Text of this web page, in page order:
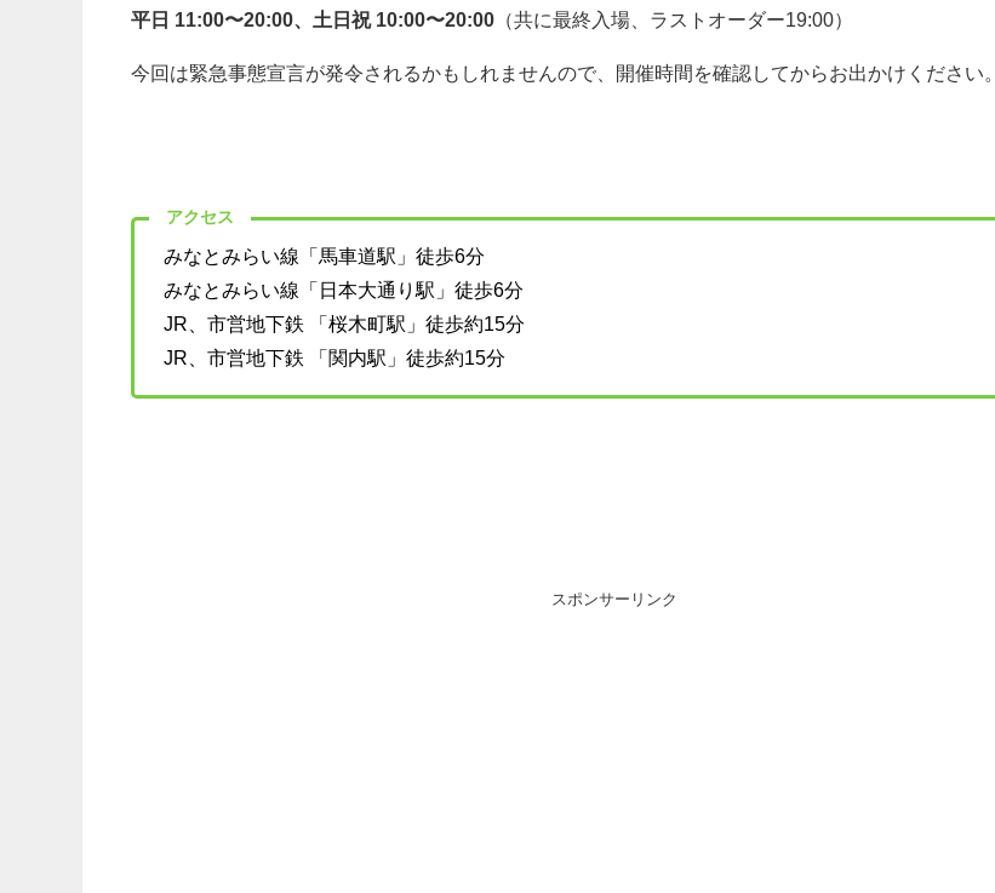
平日 11:00〜20:00、土日祝 10:00〜20:00 （共に最終入場、ラストオーダー19:00）
今回は緊急事態宣言が発令されるかもしれませんので、開催時間を確認してからお出かけください。
アクセス
みなとみらい線「馬車道駅」徒歩6分
みなとみらい線「日本大通り駅」徒歩6分
JR、市営地下鉄 「桜木町駅」徒歩約15分
JR、市営地下鉄 「関内駅」徒歩約15分
スポンサーリンク